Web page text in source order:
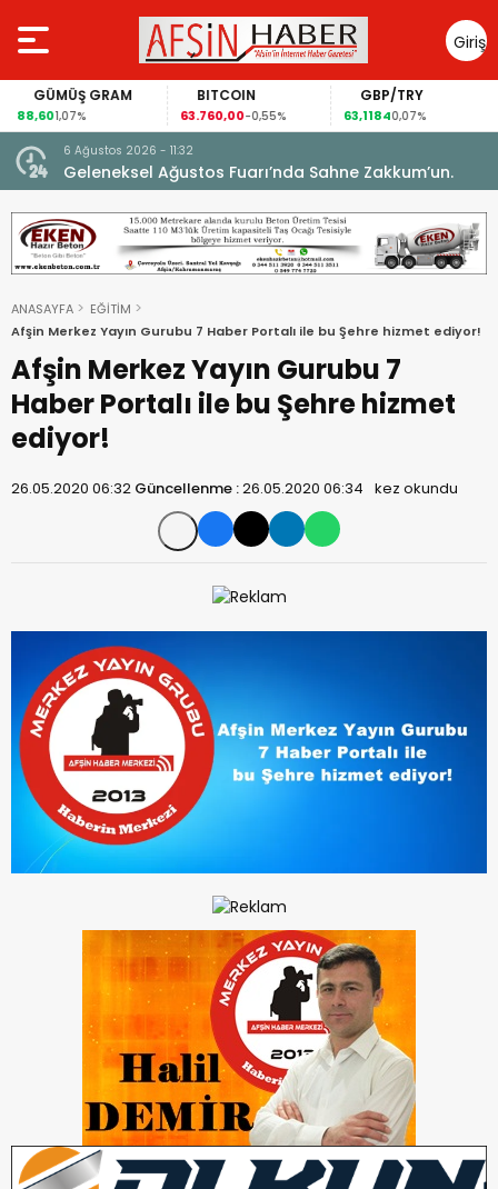
Giriş
Yap
GÜMÜŞ GRAM
88,601,07%
BITCOIN
63.760,00-0,55%
GBP/TRY
63,11840,07%
yeni
6 Ağustos 2026 - 11:32
Geleneksel Ağustos Fuarı’nda Sahne Zakkum’un.
ANASAYFA
EĞİTİM
Afşin Merkez Yayın Gurubu 7 Haber Portalı ile bu Şehre hizmet ediyor!
Afşin Merkez Yayın Gurubu 7
Haber Portalı ile bu Şehre hizmet
ediyor!
26.05.2020 06:32 Güncellenme :26.05.2020 06:34 kez okundu